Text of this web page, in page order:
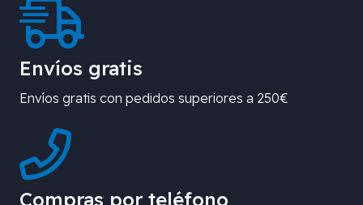
Envíos gratis
Envíos gratis con pedidos superiores a 250€
Compras por teléfono